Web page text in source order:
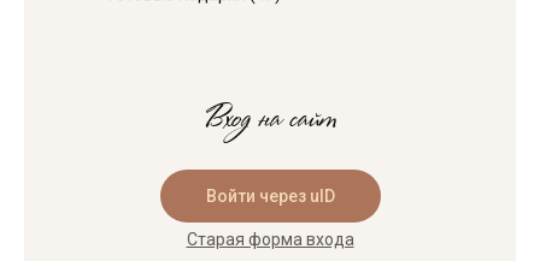
Вход на сайт
Войти через uID
Старая форма входа